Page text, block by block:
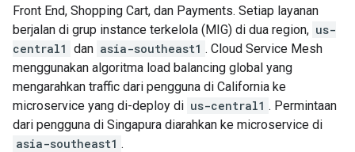
Front End, Shopping Cart, dan Payments. Setiap layanan
berjalan di grup instance terkelola (MIG) di dua region, us-
central1 dan asia-southeast1 . Cloud Service Mesh
menggunakan algoritma load balancing global yang
mengarahkan traffic dari pengguna di California ke
microservice yang di-deploy di us-central1 . Permintaan
dari pengguna di Singapura diarahkan ke microservice di
asia-southeast1 .